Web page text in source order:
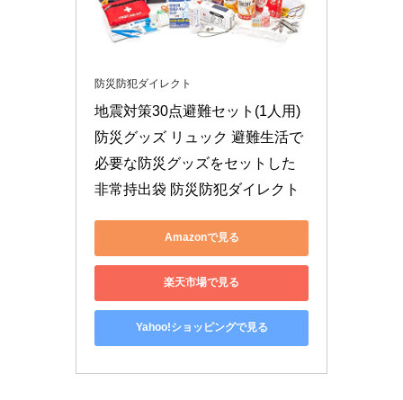
防災防犯ダイレクト
地震対策30点避難セット(1人用)
防災グッズ リュック 避難生活で
必要な防災グッズをセットした
非常持出袋 防災防犯ダイレクト
Amazonで見る
楽天市場で見る
Yahoo!ショッピングで見る